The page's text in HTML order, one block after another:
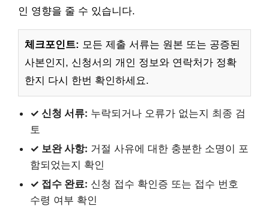
인 영향을 줄 수 있습니다.
체크포인트: 모든 제출 서류는 원본 또는 공증된
사본인지, 신청서의 개인 정보와 연락처가 정확
한지 다시 한번 확인하세요.
✓ 신청 서류: 누락되거나 오류가 없는지 최종 검
토
✓ 보완 사항: 거절 사유에 대한 충분한 소명이 포
함되었는지 확인
✓ 접수 완료: 신청 접수 확인증 또는 접수 번호
수령 여부 확인